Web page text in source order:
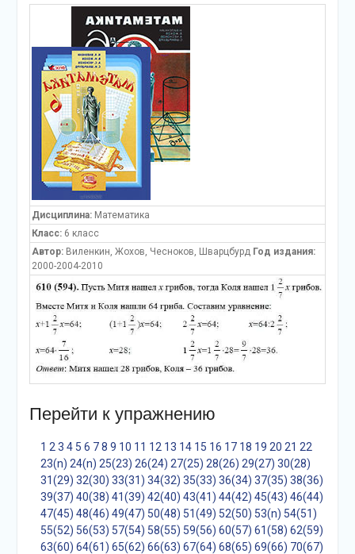
Дисциплина:Математика
Класс:6 класс
Автор:Виленкин, Жохов, Чесноков, Шварцбурд Год издания:
2000-2004-2010
Перейти к упражнению
1 2 3 4 5 6 7 8 9 10 11 12 13 14 15 16 17 18 19 20 21 22
23(n) 24(n) 25(23) 26(24) 27(25) 28(26) 29(27) 30(28)
31(29) 32(30) 33(31) 34(32) 35(33) 36(34) 37(35) 38(36)
39(37) 40(38) 41(39) 42(40) 43(41) 44(42) 45(43) 46(44)
47(45) 48(46) 49(47) 50(48) 51(49) 52(50) 53(n) 54(51)
55(52) 56(53) 57(54) 58(55) 59(56) 60(57) 61(58) 62(59)
63(60) 64(61) 65(62) 66(63) 67(64) 68(65) 69(66) 70(67)